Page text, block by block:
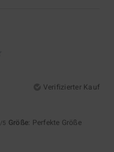
Verifizierter Kauf
/5 Größe: Perfekte Größe